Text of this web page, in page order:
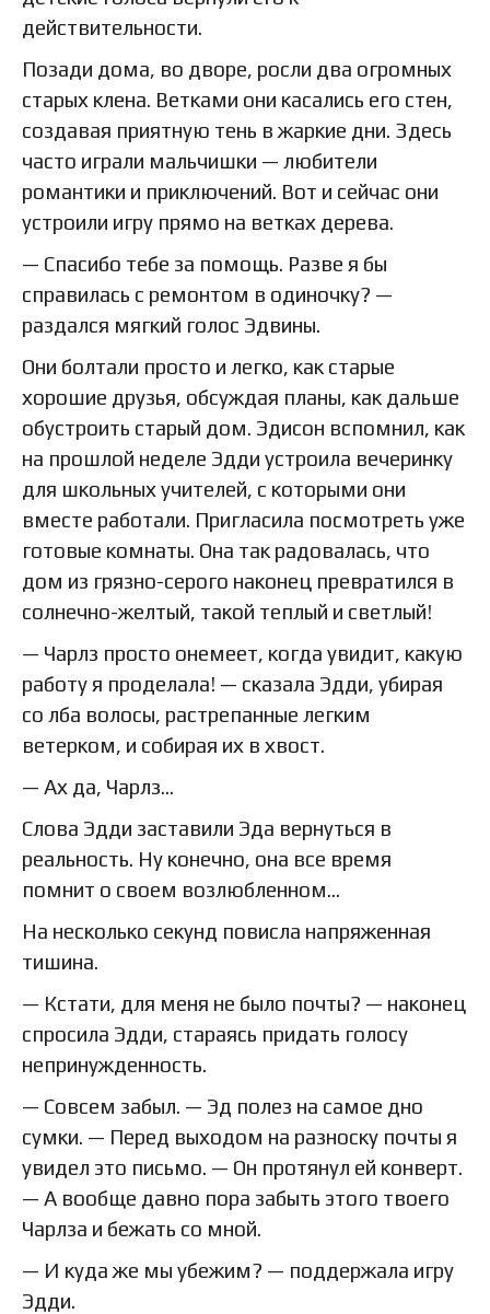
действительности.
Позади дома, во дворе, росли два огромных
старых клена. Ветками они касались его стен,
создавая приятную тень в жаркие дни. Здесь
часто играли мальчишки — любители
романтики и приключений. Вот и сейчас они
устроили игру прямо на ветках дерева.
— Спасибо тебе за помощь. Разве я бы
справилась с ремонтом в одиночку? —
раздался мягкий голос Эдвины.
Они болтали просто и легко, как старые
хорошие друзья, обсуждая планы, как дальше
обустроить старый дом. Эдисон вспомнил, как
на прошлой неделе Эдди устроила вечеринку
для школьных учителей, с которыми они
вместе работали. Пригласила посмотреть уже
готовые комнаты. Она так радовалась, что
дом из грязно-серого наконец превратился в
солнечно-желтый, такой теплый и светлый!
— Чарлз просто онемеет, когда увидит, какую
работу я проделала! — сказала Эдди, убирая
со лба волосы, растрепанные легким
ветерком, и собирая их в хвост.
— Ах да, Чарлз…
Слова Эдди заставили Эда вернуться в
реальность. Ну конечно, она все время
помнит о своем возлюбленном…
На несколько секунд повисла напряженная
тишина.
— Кстати, для меня не было почты? — наконец
спросила Эдди, стараясь придать голосу
непринужденность.
— Совсем забыл. — Эд полез на самое дно
сумки. — Перед выходом на разноску почты я
увидел это письмо. — Он протянул ей конверт.
— А вообще давно пора забыть этого твоего
Чарлза и бежать со мной.
— И куда же мы убежим? — поддержала игру
Эдди.